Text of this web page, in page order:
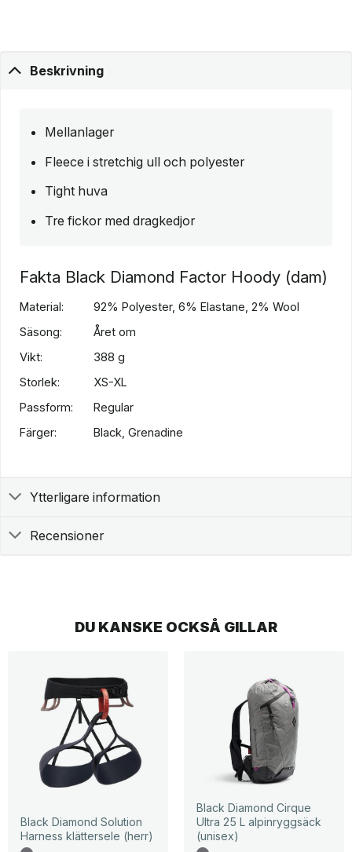
Beskrivning
Mellanlager
Fleece i stretchig ull och polyester
Tight huva
Tre fickor med dragkedjor
Fakta Black Diamond Factor Hoody (dam)
Material:
92% Polyester, 6% Elastane, 2% Wool
Säsong:
Året om
Vikt:
388 g
Storlek:
XS-XL
Passform:
Regular
Färger:
Black, Grenadine
Ytterligare information
Recensioner
DU KANSKE OCKSÅ GILLAR
Black Diamond Solution
Harness klättersele (herr)
Black Diamond Cirque
Ultra 25 L alpinryggsäck
(unisex)